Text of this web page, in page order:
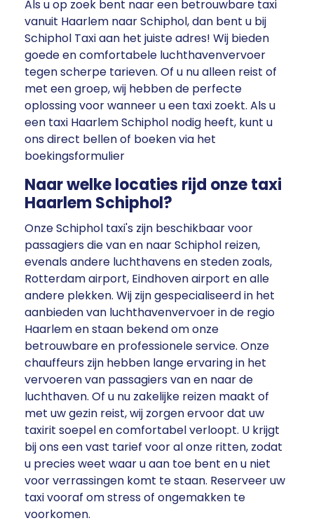
Als u op zoek bent naar een betrouwbare taxi
vanuit Haarlem naar Schiphol, dan bent u bij
Schiphol Taxi aan het juiste adres! Wij bieden
goede en comfortabele luchthavenvervoer
tegen scherpe tarieven. Of u nu alleen reist of
met een groep, wij hebben de perfecte
oplossing voor wanneer u een taxi zoekt. Als u
een taxi Haarlem Schiphol nodig heeft, kunt u
ons direct bellen of boeken via het
boekingsformulier
Naar welke locaties rijd onze taxi
Haarlem Schiphol?
Onze Schiphol taxi's zijn beschikbaar voor
passagiers die van en naar Schiphol reizen,
evenals andere luchthavens en steden zoals,
Rotterdam airport, Eindhoven airport en alle
andere plekken. Wij zijn gespecialiseerd in het
aanbieden van luchthavenvervoer in de regio
Haarlem en staan ​​bekend om onze
betrouwbare en professionele service. Onze
chauffeurs zijn hebben lange ervaring in het
vervoeren van passagiers van en naar de
luchthaven. Of u nu zakelijke reizen maakt of
met uw gezin reist, wij zorgen ervoor dat uw
taxirit soepel en comfortabel verloopt. U krijgt
bij ons een vast tarief voor al onze ritten, zodat
u precies weet waar u aan toe bent en u niet
voor verrassingen komt te staan. Reserveer uw
taxi vooraf om stress of ongemakken te
voorkomen.